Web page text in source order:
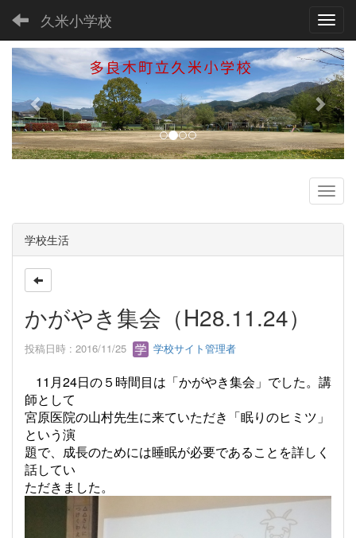
久米小学校
p
r
e
v
i
n
e
x
t
学校生活
かがやき集会（H28.11.24）
投稿日時 : 2016/11/25 学校サイト管理者
11月24日の５時間目は「かがやき集会」でした。講
師として
宮原医院の山村先生に来ていただき「眠りのヒミツ」
という演
題で、成長のためには睡眠が必要であることを詳しく
話してい
ただきました。